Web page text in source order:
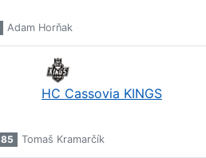
Adam Horňak
HC Cassovia KINGS
85 Tomaš Kramarčík